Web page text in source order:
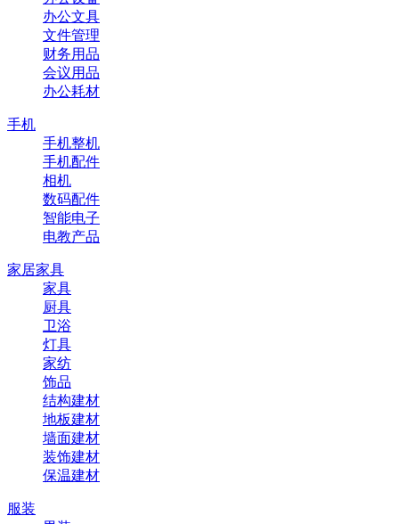
办公文具
文件管理
财务用品
会议用品
办公耗材
手机
手机整机
手机配件
相机
数码配件
智能电子
电教产品
家居家具
家具
厨具
卫浴
灯具
家纺
饰品
结构建材
地板建材
墙面建材
装饰建材
保温建材
服装